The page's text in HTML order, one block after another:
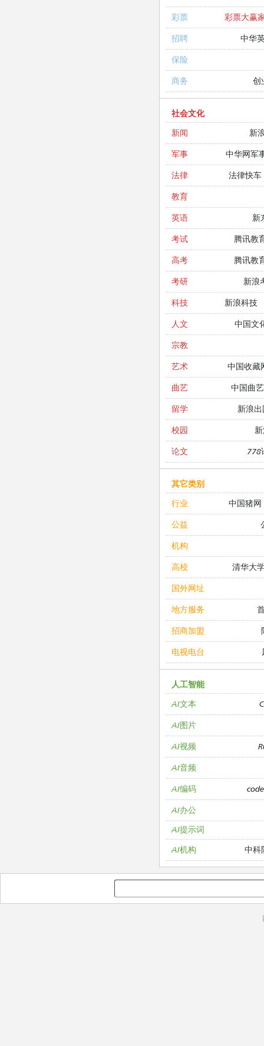
彩票 彩票大赢
招聘 中华
保险
商务 创
社会文化
新闻
新
军事 中华网军
法律 法律快车
教育
英语 新
考试 腾讯教
高考 腾讯教
考研 新浪
科技 新浪科技
人文 中国文
宗教
艺术 中国收藏
曲艺 中国曲
留学 新浪
校园
论文 778
其它类别
行业
中国猪网
公益
机构
高校 清华大
国外网址
地方服务
招商加盟
电视电台
人工智能
AI文本
AI图片
AI视频
AI音频
AI编码
AI办公
AI提示词
AI机构
中科